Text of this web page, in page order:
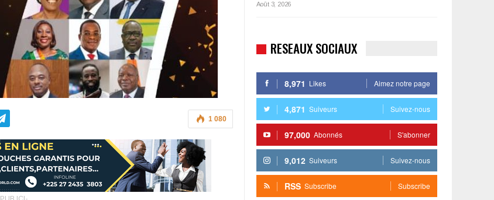
1 080
Août 3, 2026
RESEAUX SOCIAUX
8,971 Likes Aimez notre page
4,871 Suiveurs Suivez-nous
97,000 Abonnés S'abonner
9,012 Suiveurs Suivez-nous
RSS Subscribe Subscribe